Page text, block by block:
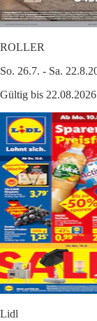
ROLLER
So. 26.7. - Sa.
Gültig bis 22.08.2026
Lidl